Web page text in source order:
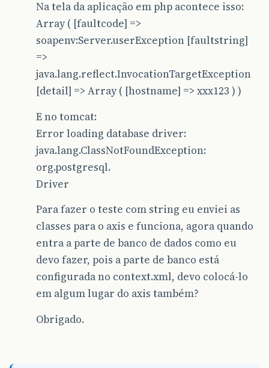
Na tela da aplicação em php acontece isso:
Array ( [faultcode] =>
soapenv:Server.userException [faultstring]
=>
java.lang.reflect.InvocationTargetException
[detail] => Array ( [hostname] => xxx123 ) )
E no tomcat:
Error loading database driver:
java.lang.ClassNotFoundException:
org.postgresql.
Driver
Para fazer o teste com string eu enviei as
classes para o axis e funciona, agora quando
entra a parte de banco de dados como eu
devo fazer, pois a parte de banco está
configurada no context.xml, devo colocá-lo
em algum lugar do axis também?
Obrigado.